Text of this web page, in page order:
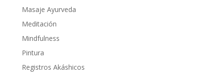
Masaje Ayurveda
Meditación
Mindfulness
Pintura
Registros Akáshicos